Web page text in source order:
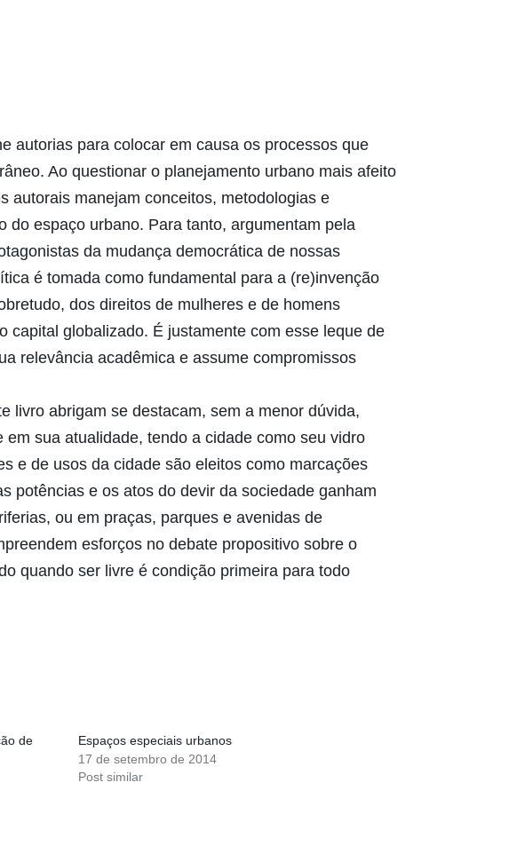
autorias para colocar em causa os processos que
Ao questionar o planejamento urbano mais afeito
autorais manejam conceitos, metodologias e
do espaço urbano. Para tanto, argumentam pela
da mudança democrática de nossas
é tomada como fundamental para a (re)invenção
dos direitos de mulheres e de homens
capital globalizado. É justamente com esse leque de
relevância acadêmica e assume compromissos
livro abrigam se destacam, sem a menor dúvida,
sua atualidade, tendo a cidade como seu vidro
e de usos da cidade são eleitos como marcações
potências e os atos do devir da sociedade ganham
ou em praças, parques e avenidas de
esforços no debate propositivo sobre o
quando ser livre é condição primeira para todo
de
Espaços especiais urbanos
17 de setembro de 2014
Post similar